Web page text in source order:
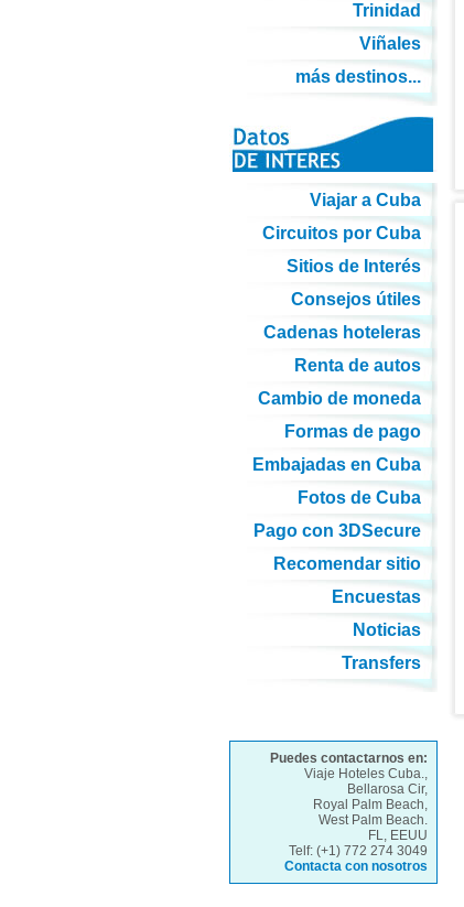
Trinidad
Viñales
más destinos...
Viajar a Cuba
Circuitos por Cuba
Sitios de Interés
Consejos útiles
Cadenas hoteleras
Renta de autos
Cambio de moneda
Formas de pago
Embajadas en Cuba
Fotos de Cuba
Pago con 3DSecure
Recomendar sitio
Encuestas
Noticias
Transfers
Puedes contactarnos en:
Viaje Hoteles Cuba.,
Bellarosa Cir,
Royal Palm Beach,
West Palm Beach.
FL, EEUU
Telf: (+1) 772 274 3049
Contacta con nosotros